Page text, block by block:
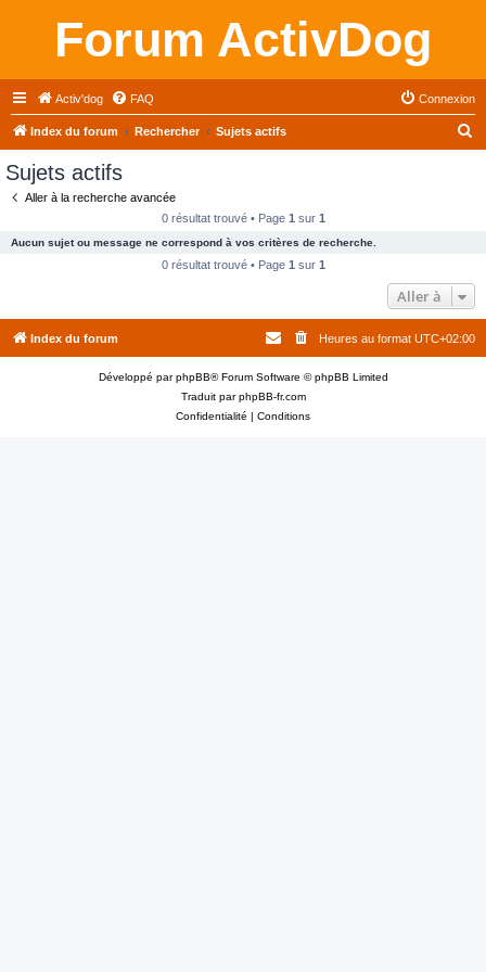
Forum ActivDog
Activ'dog FAQ Connexion
Index du forum Rechercher Sujets actifs
c
e
Sujets actifs
Aller à la recherche avancée
0 résultat trouvé • Page 1 sur 1
Aucun sujet ou message ne correspond à vos critères de recherche.
0 résultat trouvé • Page 1 sur 1
Aller à
Index du forum Heures au format UTC+02:00
Développé parphpBB® Forum Software © phpBB Limited
Traduit parphpBB-fr.com
Confidentialité | Conditions